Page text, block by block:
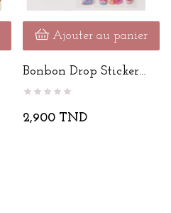
Ajouter au panier
Bonbon Drop Stickers
3D
2,900 TND